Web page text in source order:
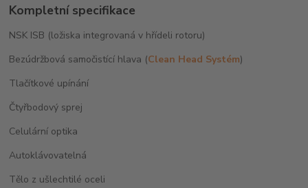
Kompletní specifikace
NSK ISB (ložiska integrovaná v hřídeli rotoru)
Bezúdržbová samočistící hlava (Clean Head Systém)
Tlačítkové upínání
Čtyřbodový sprej
Celulární optika
Autoklávovatelná
Tělo z ušlechtilé oceli